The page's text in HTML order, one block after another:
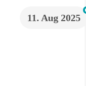
11. Aug 2025